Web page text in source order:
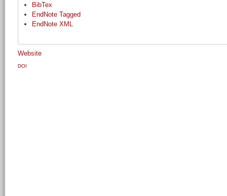
BibTex
EndNote Tagged
EndNote XML
Website
DOI